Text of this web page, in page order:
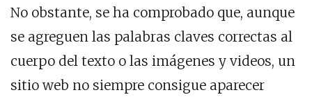
No obstante, se ha comprobado que, aunque
se agreguen las palabras claves correctas al
cuerpo del texto o las imágenes y videos, un
sitio web no siempre consigue aparecer